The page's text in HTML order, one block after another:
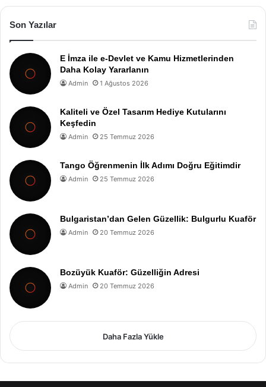
Son Yazılar
E İmza ile e-Devlet ve Kamu Hizmetlerinden
Daha Kolay Yararlanın
Admin 1 Ağustos 2026
Kaliteli ve Özel Tasarım Hediye Kutularını
Keşfedin
Admin 25 Temmuz 2026
Tango Öğrenmenin İlk Adımı Doğru Eğitimdir
Admin 25 Temmuz 2026
Bulgaristan’dan Gelen Güzellik: Bulgurlu Kuaför
Admin 20 Temmuz 2026
Bozüyük Kuaför: Güzelliğin Adresi
Admin 20 Temmuz 2026
Daha Fazla Yükle